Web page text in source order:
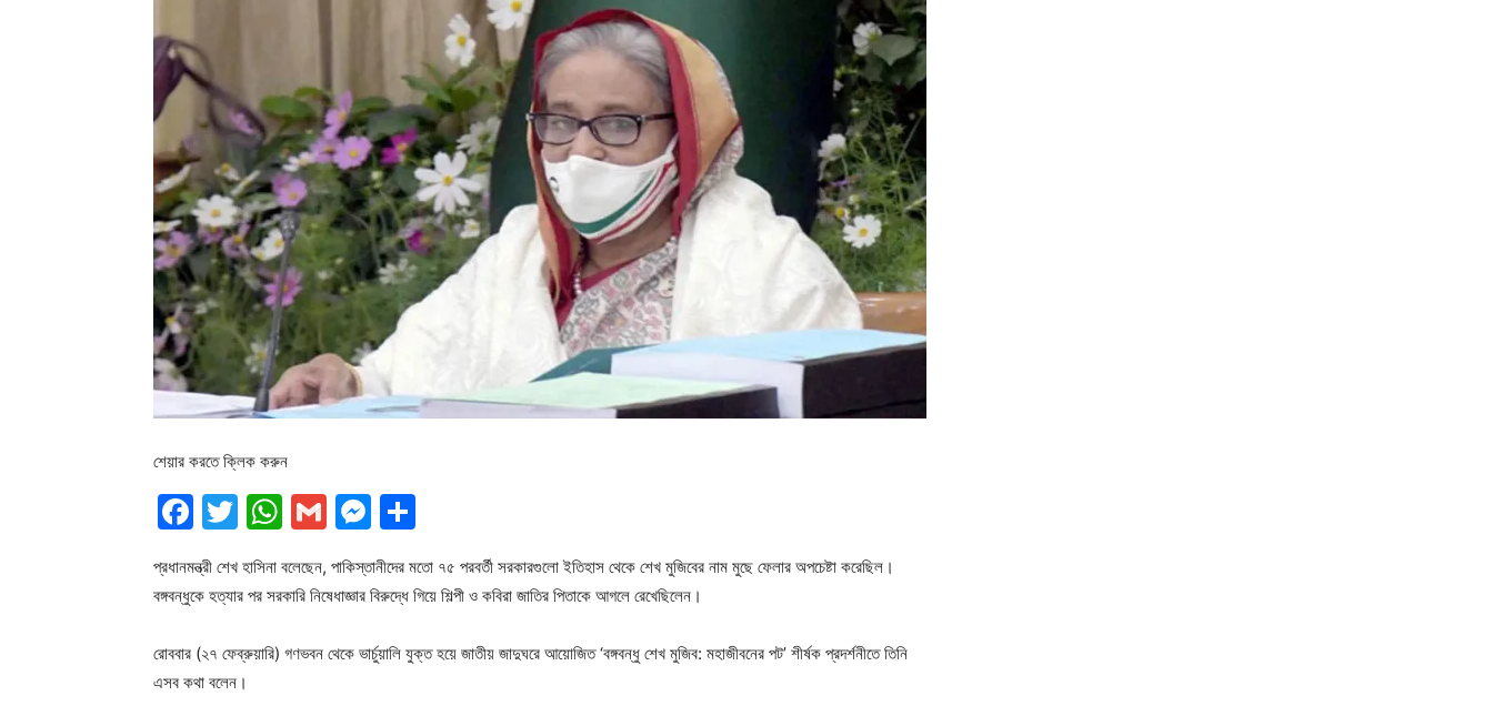
শেয়ার করতে ক্লিক করুন
Facebook
Twitter
WhatsApp
GmailMessenger
প্রধানমন্ত্রী শেখ হাসিনা বলেছেন, পাকিস্তানীদের মতো ৭৫ পরবর্তী সরকারগুলো ইতিহাস থেকে শেখ মুজিবের নাম মুছে ফেলার অপচেষ্টা করেছিল।
বঙ্গবন্ধুকে হত্যার পর সরকারি নিষেধাজ্ঞার বিরুদ্ধে গিয়ে শিল্পী ও কবিরা জাতির পিতাকে আগলে রেখেছিলেন।
রোববার (২৭ ফেব্রুয়ারি) গণভবন থেকে ভার্চুয়ালি যুক্ত হয়ে জাতীয় জাদুঘরে আয়োজিত ‘বঙ্গবন্ধু শেখ মুজিব: মহাজীবনের পট’ শীর্ষক প্রদর্শনীতে তিনি
এসব কথা বলেন।